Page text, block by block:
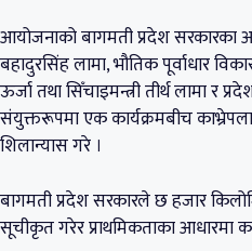
आयोजनाको बागमती प्रदेश सरकारका
बहादुरसिंह लामा, भौतिक पूर्वाधार
ऊर्जा तथा सिँचाइमन्त्री तीर्थ लामा र
संयुक्तरूपमा एक कार्यक्रमबीच
शिलान्यास गरे ।
बागमती प्रदेश सरकारले छ हजार
सूचीकृत गरेर प्राथमिकताका आधारमा